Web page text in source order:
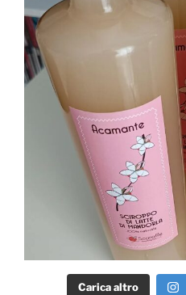
Carica altro